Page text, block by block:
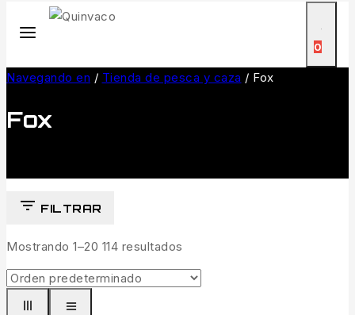
0
Navegando en / Tienda de pesca y caza / Fox
Fox
FILTRAR
Mostrando 1–20 114 resultados